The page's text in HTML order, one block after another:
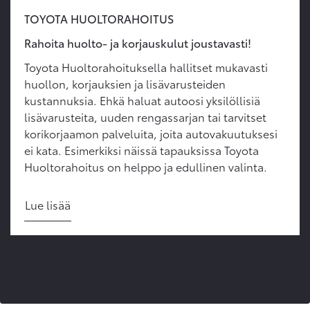
TOYOTA HUOLTORAHOITUS
Rahoita huolto- ja korjauskulut joustavasti!
Toyota Huoltorahoituksella hallitset mukavasti
huollon, korjauksien ja lisävarusteiden
kustannuksia. Ehkä haluat autoosi yksilöllisiä
lisävarusteita, uuden rengassarjan tai tarvitset
korikorjaamon palveluita, joita autovakuutuksesi
ei kata. Esimerkiksi näissä tapauksissa Toyota
Huoltorahoitus on helppo ja edullinen valinta.
Lue lisää